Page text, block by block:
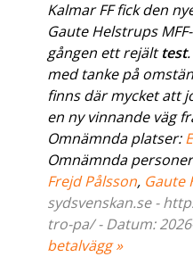
Kalmar FF fick den
Gaute Helstrups
gången ett rejälttest
med tanke på
finns där mycket att
en ny vinnande väg
Omnämnda platser:
Omnämnda
Frejd Pålsson, Gaute
sydsvenskan.se -
tro-pa/ - Datum:
betalvägg »